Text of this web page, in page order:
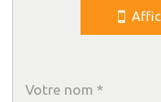
École primaire